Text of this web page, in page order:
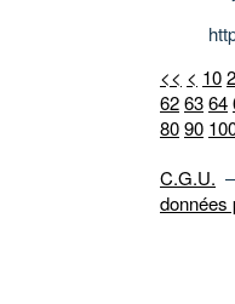
<< < 10
626364
8090
C.G.U.
données